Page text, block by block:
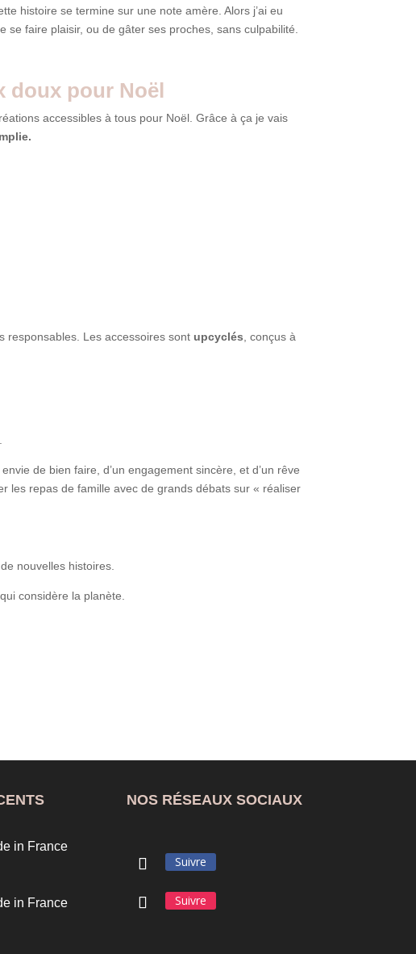
histoire se termine sur une note amère. Alors j’ai eu
se faire plaisir, ou de gâter ses proches, sans culpabilité.
doux pour Noël
accessibles à tous pour Noël. Grâce à ça je vais
responsables. Les accessoires sont upcyclés, conçus à
de bien faire, d’un engagement sincère, et d’un rêve
les repas de famille avec de grands débats sur « réaliser
nouvelles histoires.
considère la planète.
in France
in France
NOS RÉSEAUX SOCIAUX
Suivre
Suivre